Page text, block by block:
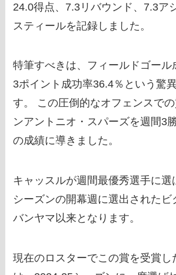
24.0得点、7.3リバウンド、7.3ア
スティールを記録しました。
特筆すべきは、フィールドゴール
3ポイント成功率36.4％という驚
す。 この圧倒的なオフェンスで
ンアントニオ・スパーズを週間3
の成績に導きました。
キャッスルが週間最優秀選手に選
シーズンの開幕週に選出されたビ
バンヤマ以来となります。
現在のロスターでこの賞を受賞し